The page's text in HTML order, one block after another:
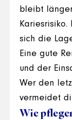
bleibt
sich die
Eine gute
und der
Wer den
vermeidet
Wie